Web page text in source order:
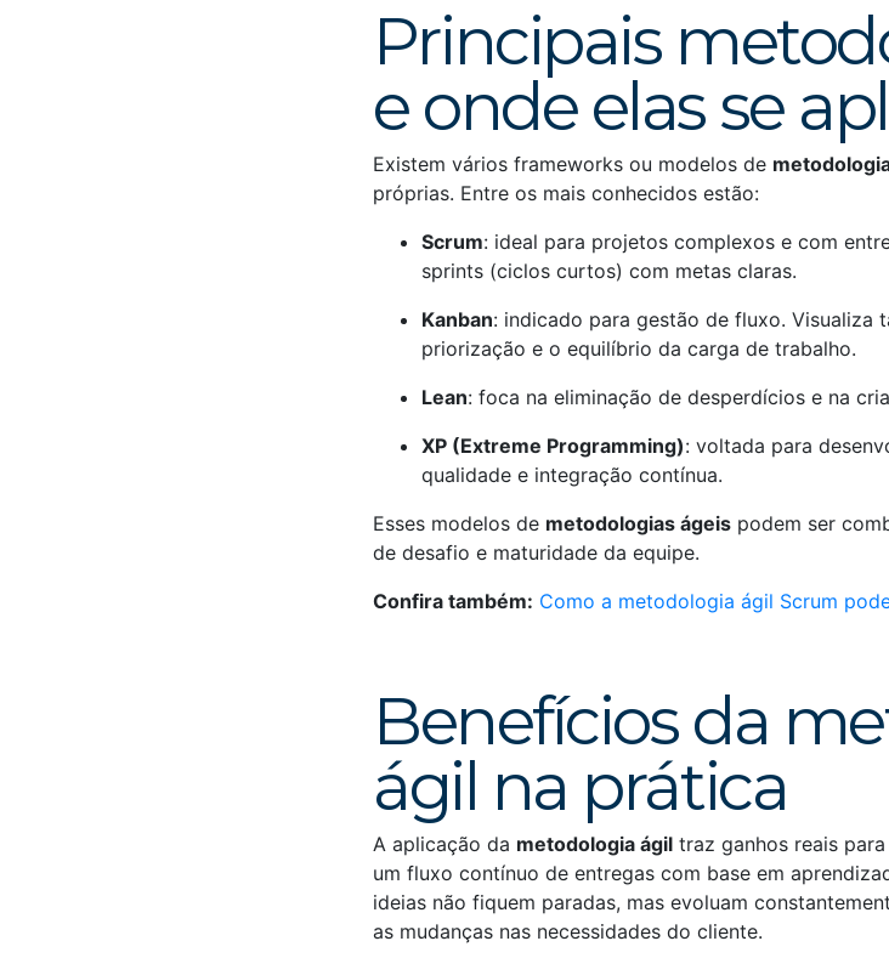
Principais
e onde elas se
Existem vários frameworks ou modelos de
próprias. Entre os mais conhecidos estão:
Scrum: ideal para projetos complexos e com
sprints (ciclos curtos) com metas claras.
Kanban: indicado para gestão de fluxo. Visualiza
priorização e o equilíbrio da carga de trabalho.
Lean: foca na eliminação de desperdícios e na
XP (Extreme Programming): voltada para
qualidade e integração contínua.
Esses modelos de metodologias ágeis podem ser
de desafio e maturidade da equipe.
Confira também: Como a metodologia ágil Scrum
Benefícios da
ágil na prática
A aplicação da metodologia ágil traz ganhos reais
um fluxo contínuo de entregas com base em
ideias não fiquem paradas, mas evoluam
as mudanças nas necessidades do cliente.